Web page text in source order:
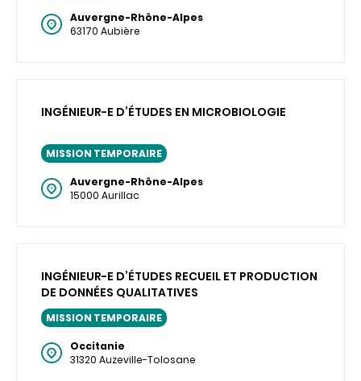
Auvergne-Rhône-Alpes
63170 Aubière
INGÉNIEUR-E D’ÉTUDES EN MICROBIOLOGIE
MISSION TEMPORAIRE
Auvergne-Rhône-Alpes
15000 Aurillac
INGÉNIEUR-E D’ÉTUDES RECUEIL ET PRODUCTION
DE DONNÉES QUALITATIVES
MISSION TEMPORAIRE
Occitanie
31320 Auzeville-Tolosane